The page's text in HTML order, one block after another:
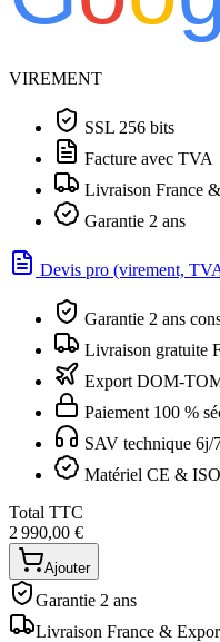
VIREMENT
SSL 256 bits
Facture avec TVA
Livraison France
Garantie 2 ans
Devis pro (virement,
Garantie 2 ans
Livraison gratuite
Export DOM-
Paiement 100 %
SAV technique 6j/
Matériel CE &
Total TTC
2 990,00 €
Ajouter
Garantie 2 ans
Livraison France &